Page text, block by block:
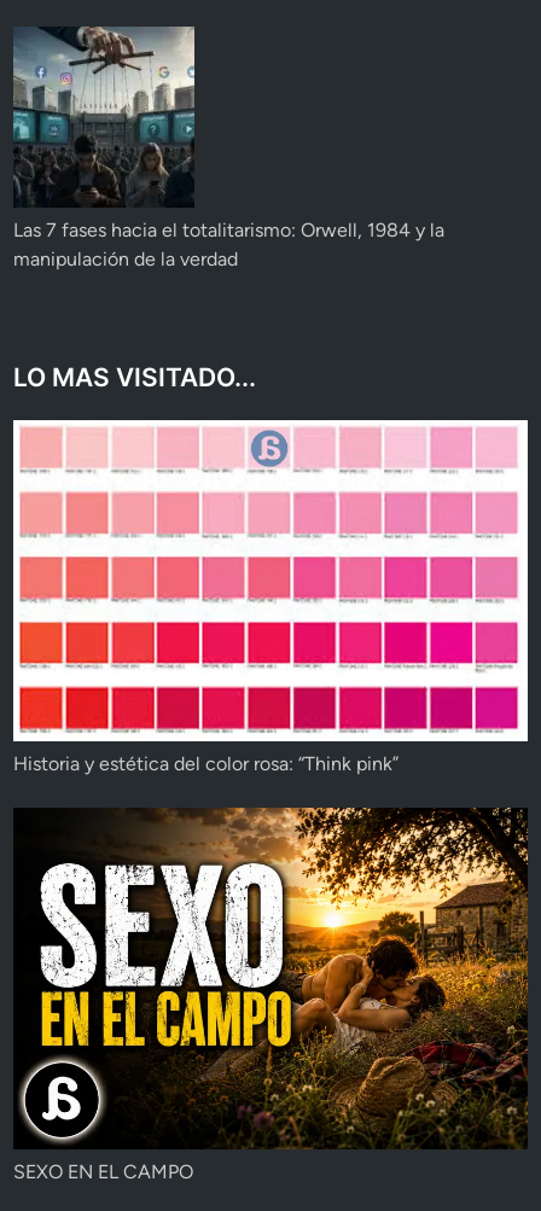
Las 7 fases hacia el totalitarismo: Orwell, 1984 y la
manipulación de la verdad
LO MAS VISITADO...
Historia y estética del color rosa: “Think pink”
SEXO EN EL CAMPO